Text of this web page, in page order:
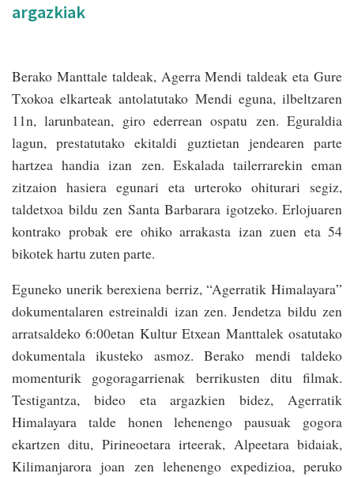
argazkiak
Berako Manttale taldeak, Agerra Mendi taldeak eta Gure
Txokoa elkarteak antolatutako Mendi eguna, ilbeltzaren
11n, larunbatean, giro ederrean ospatu zen. Eguraldia
lagun, prestatutako ekitaldi guztietan jendearen parte
hartzea handia izan zen. Eskalada tailerrarekin eman
zitzaion hasiera egunari eta urteroko ohiturari segiz,
taldetxoa bildu zen Santa Barbarara igotzeko. Erlojuaren
kontrako probak ere ohiko arrakasta izan zuen eta 54
bikotek hartu zuten parte.
Eguneko unerik berexiena berriz, “Agerratik Himalayara”
dokumentalaren estreinaldi izan zen. Jendetza bildu zen
arratsaldeko 6:00etan Kultur Etxean Manttalek osatutako
dokumentala ikusteko asmoz. Berako mendi taldeko
momenturik gogoragarrienak berrikusten ditu filmak.
Testigantza, bideo eta argazkien bidez, Agerratik
Himalayara talde honen lehenengo pausuak gogora
ekartzen ditu, Pirineoetara irteerak, Alpeetara bidaiak,
Kilimanjarora joan zen lehenengo expedizioa, peruko